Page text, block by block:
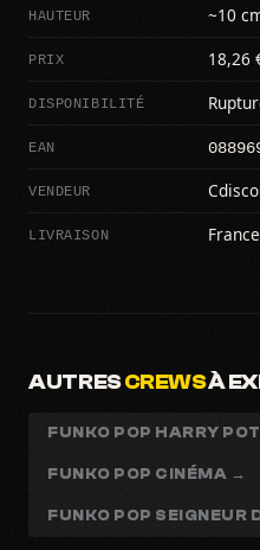
HAUTEUR ~10
PRIX 18,26
DISPONIBILITÉ
EAN
VENDEUR
LIVRAISON
AUTRESCREWSÀ
FUNKO POP HARRY
FUNKO POP CINÉMA →
FUNKO POP SEIGNEUR